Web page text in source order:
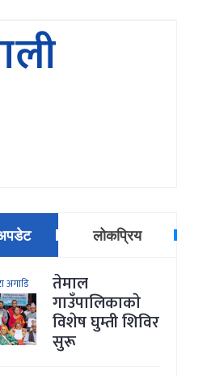
लोकप्रिय
अगाडि तेमाल
गाउँपालिकाकाे
विशेष घुम्ती शिविर
सुरू